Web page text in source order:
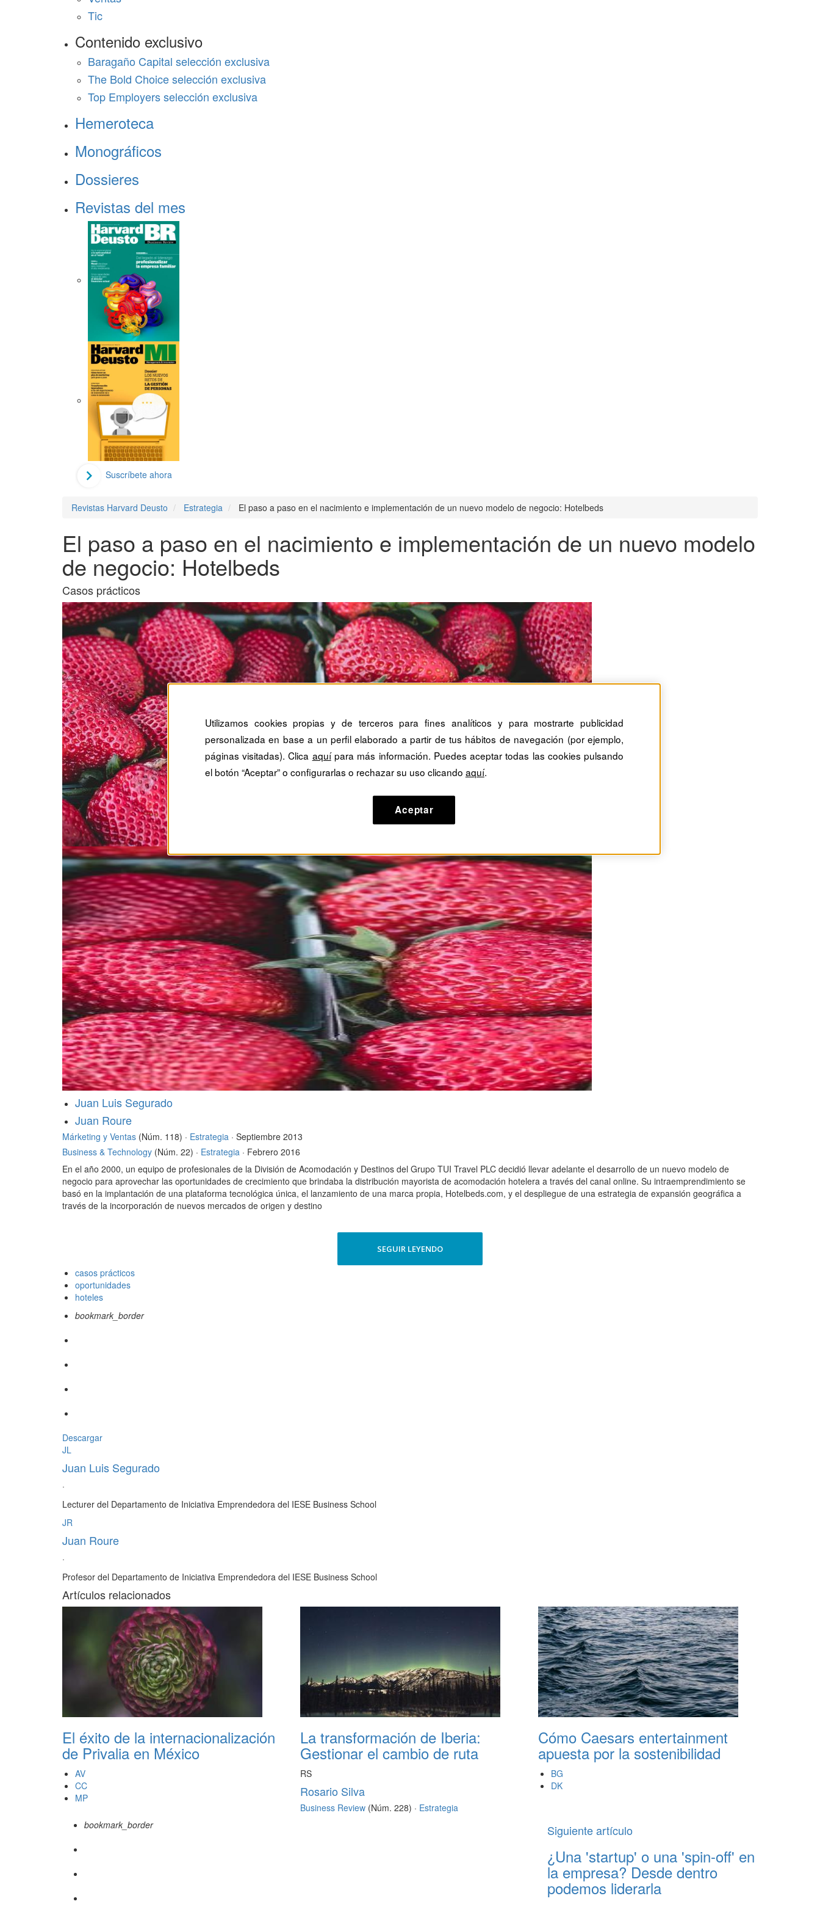
Tic
Contenido exclusivo
Baragaño Capital selección exclusiva
The Bold Choice selección exclusiva
Top Employers selección exclusiva
Hemeroteca
Monográficos
Dossieres
Revistas del mes
Suscríbete ahora
Revistas Harvard Deusto Estrategia El paso a paso en el nacimiento e implementación de un nuevo modelo de negocio: Hotelbeds
El paso a paso en el nacimiento e implementación de un nuevo modelo
de negocio: Hotelbeds
Casos prácticos
Juan Luis Segurado
Juan Roure
Márketing y Ventas (Núm. 118) · Estrategia · Septiembre 2013
Business & Technology (Núm. 22) · Estrategia · Febrero 2016
En el año 2000, un equipo de profesionales de la División de Acomodación y Destinos del Grupo TUI Travel PLC decidió llevar adelante el desarrollo de un nuevo modelo de
negocio para aprovechar las oportunidades de crecimiento que brindaba la distribución mayorista de acomodación hotelera a través del canal online. Su intraemprendimiento se
basó en la implantación de una plataforma tecnológica única, el lanzamiento de una marca propia, Hotelbeds.com, y el despliegue de una estrategia de expansión geográfica a
través de la incorporación de nuevos mercados de origen y destino
SEGUIR LEYENDO
casos prácticos
oportunidades
hoteles
bookmark_border
Descargar
JL
Juan Luis Segurado
·
Lecturer del Departamento de Iniciativa Emprendedora del IESE Business School
JR
Juan Roure
·
Profesor del Departamento de Iniciativa Emprendedora del IESE Business School
Artículos relacionados
El éxito de la internacionalización
de Privalia en México
AV
CC
MP
La transformación de Iberia:
Gestionar el cambio de ruta
RS
Rosario Silva
Business Review (Núm. 228) · Estrategia
Cómo Caesars entertainment
apuesta por la sostenibilidad
BG
DK
bookmark_border Siguiente artículo
¿Una 'startup' o una 'spin-off' en
la empresa? Desde dentro
podemos liderarla
Utilizamos cookies propias y de terceros para fines analíticos y para mostrarte publicidad
personalizada en base a un perfil elaborado a partir de tus hábitos de navegación (por ejemplo,
páginas visitadas). Clica aquípara más información. Puedes aceptar todas las cookies pulsando
el botón “Aceptar” o configurarlas o rechazar su uso clicando aquí.
Aceptar